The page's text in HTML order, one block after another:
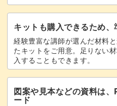
キットも購入できるため、
経験豊富な講師が選んだ材料
たキットをご用意。足りない
入することもできます。
図案や見本などの資料は
ード